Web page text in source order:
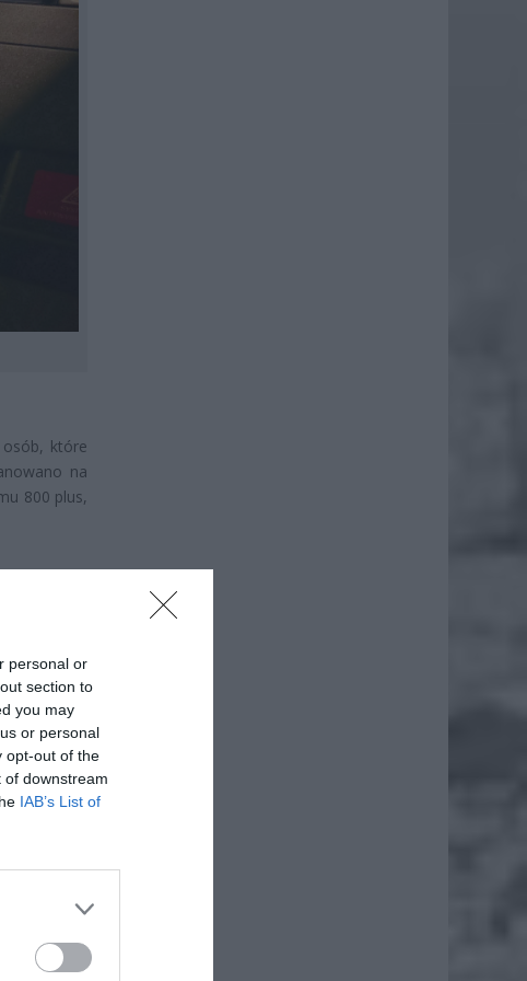
personal or
section to
you may
or personal
opt-out of the
of downstream
IAB’s List of
które
na
800 plus,